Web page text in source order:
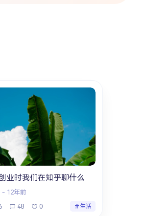
业时我们在知乎聊什么
- 12年前
48 0 生活